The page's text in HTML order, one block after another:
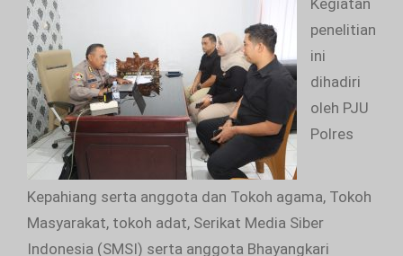
Kegiatan
penelitian
ini
dihadiri
oleh PJU
Polres
Kepahiang serta anggota dan Tokoh agama, Tokoh
Masyarakat, tokoh adat, Serikat Media Siber
Indonesia (SMSI) serta anggota Bhayangkari